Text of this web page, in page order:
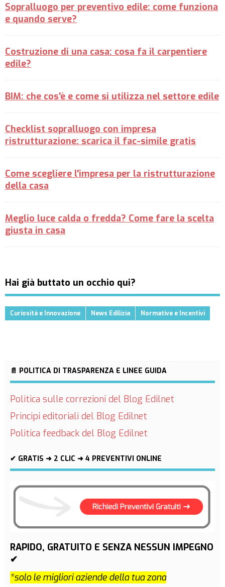
Sopralluogo per preventivo edile: come funziona
e quando serve?
Costruzione di una casa: cosa fa il carpentiere
edile?
BIM: che cos'è e come si utilizza nel settore edile
Checklist sopralluogo con impresa
ristrutturazione: scarica il fac-simile gratis
Come scegliere l'impresa per la ristrutturazione
della casa
Meglio luce calda o fredda? Come fare la scelta
giusta in casa
Hai già buttato un occhio qui?
Curiosità e Innovazione News Edilizia Normative e Incentivi
📄 POLITICA DI TRASPARENZA E LINEE GUIDA
Politica sulle correzioni del Blog Edilnet
Principi editoriali del Blog Edilnet
Politica feedback del Blog Edilnet
✔ GRATIS ➜ 2 CLIC ➜ 4 PREVENTIVI ONLINE
RAPIDO, GRATUITO E SENZA NESSUN IMPEGNO
✔
*solo le migliori aziende della tua zona